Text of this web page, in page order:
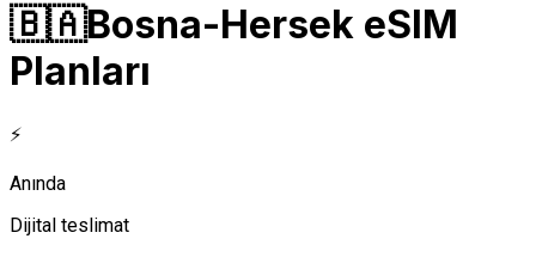
🇧🇦Bosna-Hersek eSIM
Planları
⚡
Anında
Dijital teslimat